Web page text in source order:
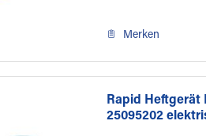
Merken
Rapid Heftgerät
25095202